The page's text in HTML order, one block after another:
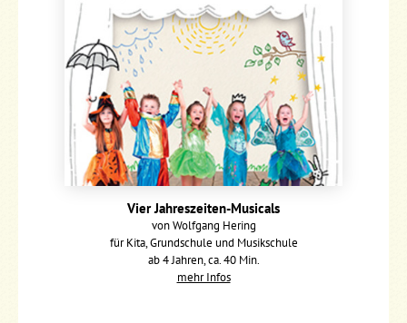
Vier Jahreszeiten-Musicals
von Wolfgang Hering
für Kita, Grundschule und Musikschule
ab 4 Jahren, ca. 40 Min.
mehr Infos